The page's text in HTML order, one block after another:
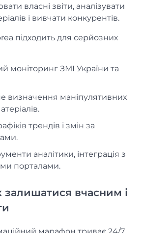
власні звіти, аналізувати
і вивчати конкурентів.
підходить для серйозних
моніторинг ЗМІ України та
визначення маніпулятивних
трендів і змін за
аналітики, інтеграція з
порталами.
залишатися вчасним і